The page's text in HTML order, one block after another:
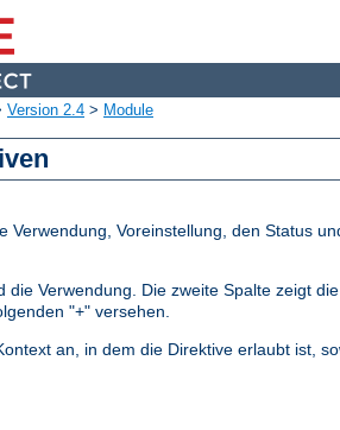
Version 2.4 > Module
Verwendung, Voreinstellung, den Status
Verwendung. Die zweite Spalte zeigt
"+" versehen.
an, in dem die Direktive erlaubt ist,